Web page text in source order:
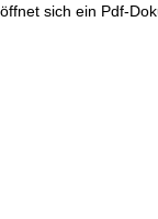
öffnet sich ein Pdf-